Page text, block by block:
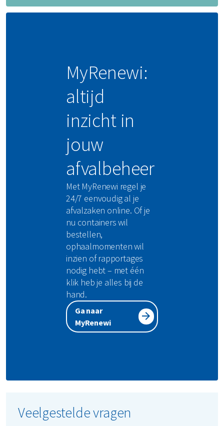
MyRenewi:
altijd
inzicht in
jouw
afvalbeheer
Met MyRenewi regel je
24/7 eenvoudig al je
afvalzaken online. Of je
nu containers wil
bestellen,
ophaalmomenten wil
inzien of rapportages
nodig hebt – met één
klik heb je alles bij de
hand.
Ga naar
MyRenewi
Veelgestelde vragen